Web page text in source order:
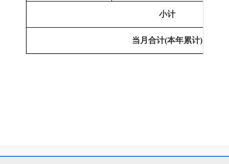
小计
当月合计(本年累计)